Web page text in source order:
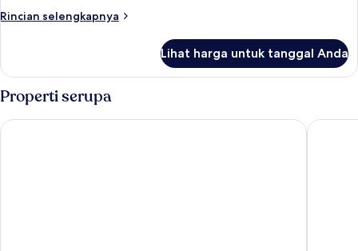
Beberapa
kamar
Rincian selengkapnya
Rincian
Kamar
Double
Keluarga,
Beberapa
Tempat
Lihat harga untuk tanggal Anda
Properti serupa
Northern Queen Inn